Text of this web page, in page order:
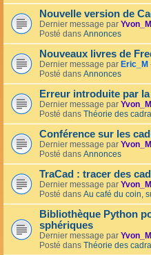
Nouvelle version de
Dernier message par Yvon_M
Posté dans Annonces
Nouveaux livres de
Dernier message par Eric_M
Posté dans Annonces
Erreur introduite par
Dernier message par Yvon_M
Posté dans Théorie des
Conférence sur les
Dernier message par Yvon_M
Posté dans Annonces
TraCad : tracer des
Dernier message par Yvon_M
Posté dans Au café du coin,
Bibliothèque Python
sphériques
Dernier message par Yvon_M
Posté dans Théorie des